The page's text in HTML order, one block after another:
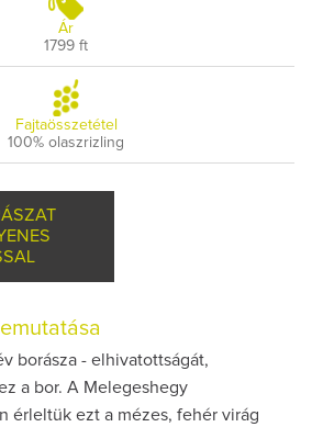
Ár
1799 ft
Fajtaösszetétel
100% olaszrizling
borásza - elhivatottságát,
a bor. A Melegeshegy
érleltük ezt a mézes, fehér virág